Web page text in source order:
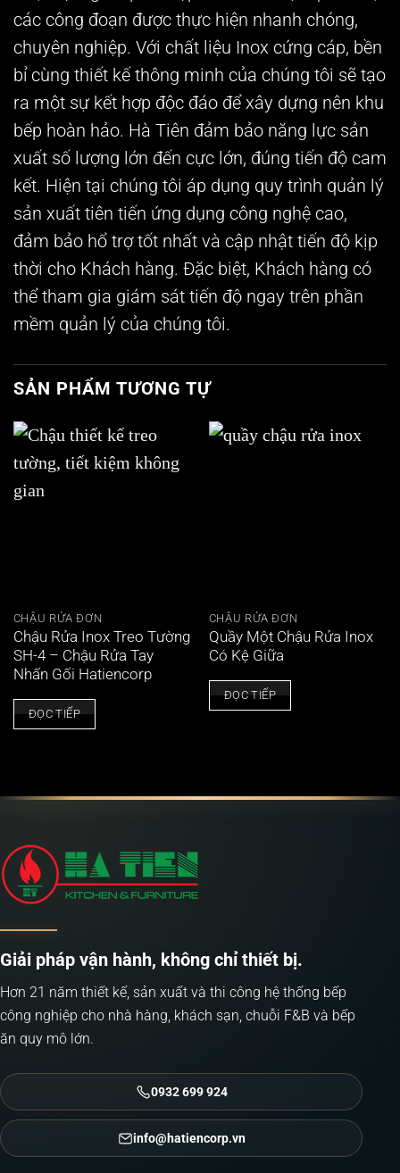
các công đoạn được thực hiện nhanh chóng,
chuyên nghiệp. Với chất liệu Inox cứng cáp, bền
bỉ cùng thiết kế thông minh của chúng tôi sẽ tạo
ra một sự kết hợp độc đáo để xây dựng nên khu
bếp hoàn hảo. Hà Tiên đảm bảo năng lực sản
xuất số lượng lớn đến cực lớn, đúng tiến độ cam
kết. Hiện tại chúng tôi áp dụng quy trình quản lý
sản xuất tiên tiến ứng dụng công nghệ cao,
đảm bảo hổ trợ tốt nhất và cập nhật tiến độ kịp
thời cho Khách hàng. Đặc biệt, Khách hàng có
thể tham gia giám sát tiến độ ngay trên phần
mềm quản lý của chúng tôi.
SẢN PHẨM TƯƠNG TỰ
CHẬU RỬA ĐƠN
Chậu Rửa Inox Treo Tường
SH-4 – Chậu Rửa Tay
Nhấn Gối Hatiencorp
ĐỌC TIẾP
CHẬU RỬA ĐƠN
Quầy Một Chậu Rửa Inox
Có Kệ Giữa
ĐỌC TIẾP
Giải pháp vận hành, không chỉ thiết bị.
Hơn 21 năm thiết kế, sản xuất và thi công hệ thống bếp
công nghiệp cho nhà hàng, khách sạn, chuỗi F&B và bếp
ăn quy mô lớn.
0932 699 924
info@hatiencorp.vn